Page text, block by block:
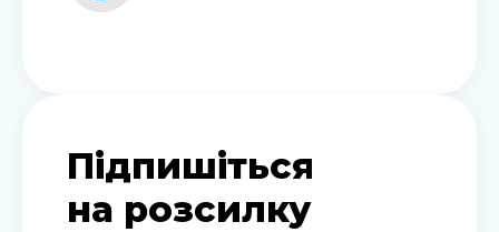
Підпишіться
на розсилку